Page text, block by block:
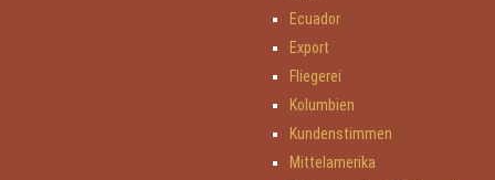
Ecuador
Export
Fliegerei
Kolumbien
Kundenstimmen
Mittelamerika